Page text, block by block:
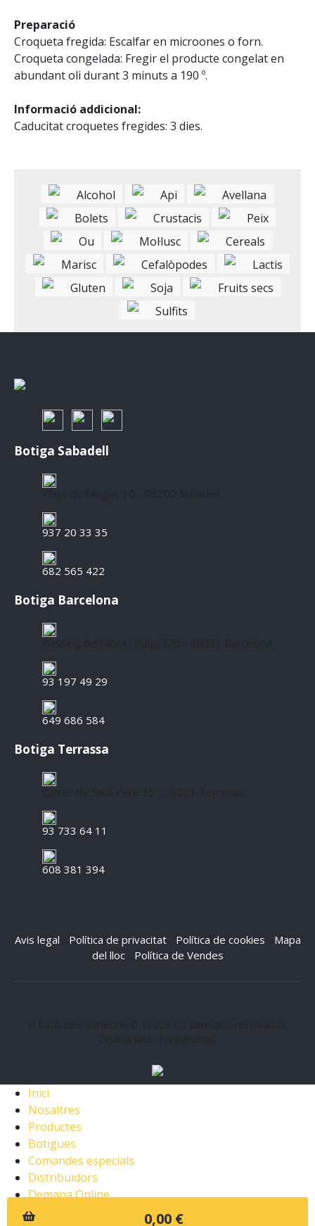
Preparació
Croqueta fregida: Escalfar en microones o forn.
Croqueta congelada: Fregir el producte congelat en
abundant oli durant 3 minuts a 190 º.
Informació addicional:
Caducitat croquetes fregides: 3 dies.
Alcohol Api
Avellana
Bolets
Crustacis
Peix
Ou
Mol·lusc
Cereals
Marisc
Cefalòpodes
Lactis
Gluten
Soja
Fruits secs
Sulfits
Botiga Sabadell
937 20 33 35
682 565 422
Botiga Barcelona
93 197 49 29
649 686 584
Botiga Terrassa
93 733 64 11
608 381 394
Avis legal Política de privacitat- Política de cookies
Mapa
del lloc- Política de Vendes
0,00 €
Inici
Nosaltres
Productes
Botigues
Comandes especials
Distribuïdors
Demana Online